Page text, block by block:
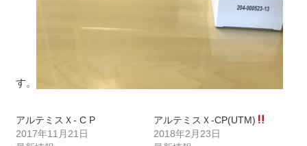
す。
アルテミスＸ- C P
2017年11月21日
アルテミスＸ-CP(UTM)
2018年2月23日